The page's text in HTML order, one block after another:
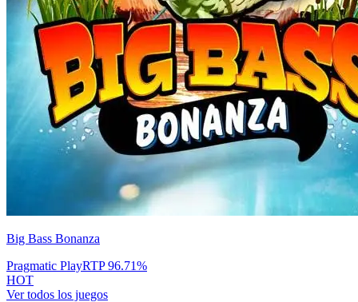
Big Bass Bonanza
Pragmatic PlayRTP96.71%
HOT
Ver todos los juegos